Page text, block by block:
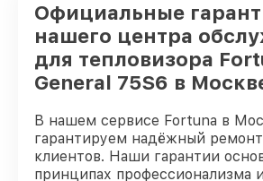
Официальные
нашего центра
для тепловизора
General 75S6 в
В нашем сервисе Fortuna в
гарантируем надёжный
клиентов. Наши гарантии
принципах профессионализма